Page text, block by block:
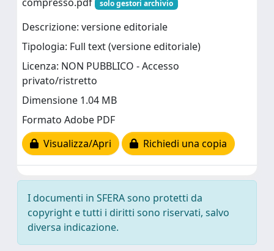
solo gestori archivio
Descrizione: versione editoriale
Tipologia: Full text (versione editoriale)
Licenza: NON PUBBLICO - Accesso
privato/ristretto
Dimensione 1.04 MB
Formato Adobe PDF
Visualizza/Apri
Richiedi una copia
I documenti in SFERA sono protetti da
copyright e tutti i diritti sono riservati, salvo
diversa indicazione.